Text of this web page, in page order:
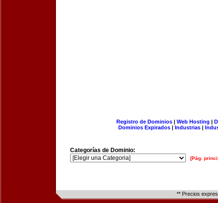
Registro de Dominios| Web Hosting |
Dominios Expirados | Industrias |
Categorías de Dominio:
[Pág.
** Precios